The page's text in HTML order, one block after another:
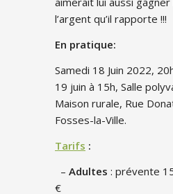
l’argent qu’il rapporte !!!
En pratique:
Samedi 18 Juin 2022,
19 juin à 15h, Salle
Maison rurale, Rue
Fosses-la-Ville.
Tarifs :
– Adultes : prévente
€